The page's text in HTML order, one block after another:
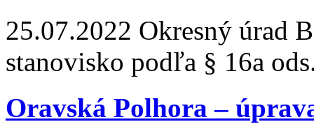
25.07.2022 Okresný úrad
stanovisko podľa § 16a
Oravská Polhora –